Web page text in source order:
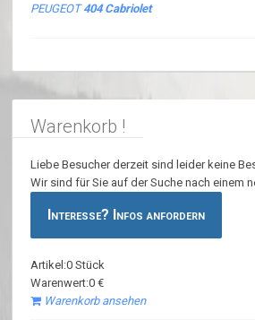
PEUGEOT404 Cabriolet
Warenkorb !
Liebe Besucher derzeit sind leider keine
Wir sind für Sie auf der Suche nach einem
Interesse? Infos anfordern
Artikel:0 Stück
Warenwert:0 €
Warenkorb ansehen